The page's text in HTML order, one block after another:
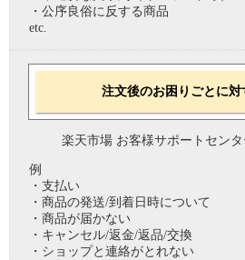
・公序良俗に反する商品
etc.
注文後のお困りごとに対
楽天市場 お客様サポートセンタ
例
・支払い
・商品の発送/到着日時について
・商品が届かない
・キャンセル/返金/返品/交換
・ショップと連絡がとれない